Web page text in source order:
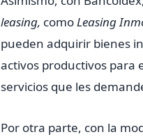
leasing, comoLeasing
pueden adquirir bienes
activos productivos para
servicios que les
Por otra parte, con la